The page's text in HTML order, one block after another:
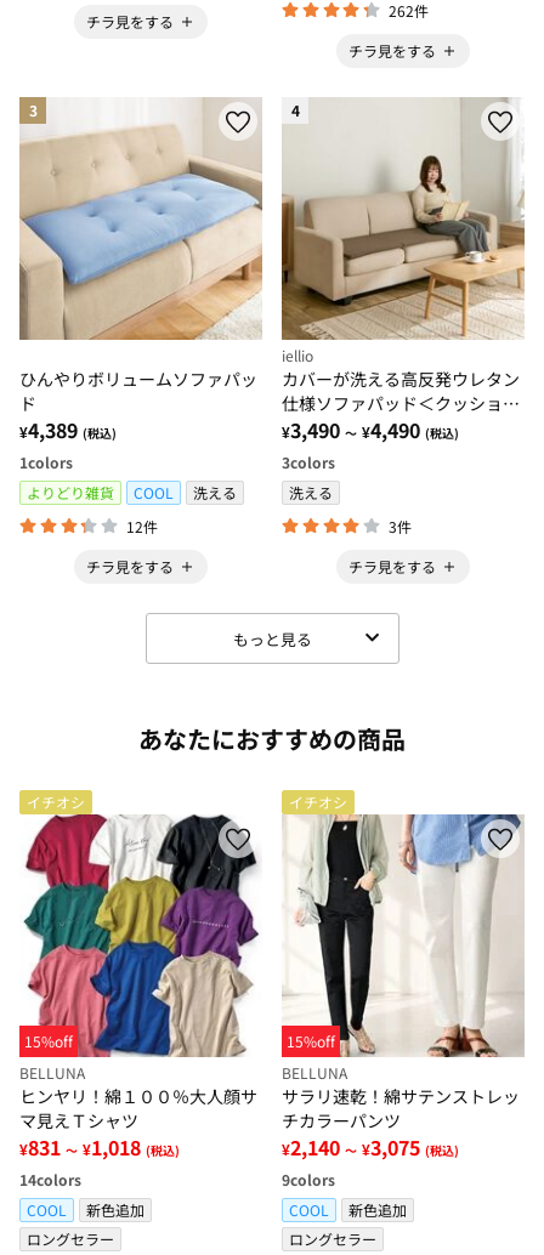
チラ見をする
262件
チラ見をする
3
ひんやりボリュームソファパッ
ド
¥4,389 (税込)
1colors
よりどり雑貨
COOL
洗える
12件
チラ見をする
4
iellio
カバーが洗える高反発ウレタン
仕様ソファパッド＜クッショ
ン・長座布団・ごろ寝マット・
滑りにくい加工＞
¥3,490 ～ ¥4,490 (税込)
3colors
洗える
3件
チラ見をする
もっと見る
あなたにおすすめの商品
イチオシ
15%off
BELLUNA
ヒンヤリ！綿１００％大人顔サ
マ見えＴシャツ
¥831 ～ ¥1,018 (税込)
14colors
COOL
新色追加
ロングセラー
イチオシ
15%off
BELLUNA
サラリ速乾！綿サテンストレッ
チカラーパンツ
¥2,140 ～ ¥3,075 (税込)
9colors
COOL
新色追加
ロングセラー